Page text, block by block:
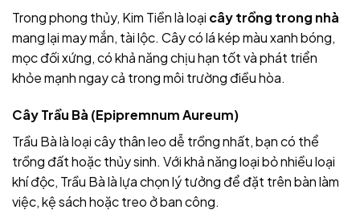
Trong phong thủy, Kim Tiền là loại cây trồng trong nhà
mang lại may mắn, tài lộc. Cây có lá kép màu xanh bóng,
mọc đối xứng, có khả năng chịu hạn tốt và phát triển
khỏe mạnh ngay cả trong môi trường điều hòa.
Cây Trầu Bà (Epipremnum Aureum)
Trầu Bà là loại cây thân leo dễ trồng nhất, bạn có thể
trồng đất hoặc thủy sinh. Với khả năng loại bỏ nhiều loại
khí độc, Trầu Bà là lựa chọn lý tưởng để đặt trên bàn làm
việc, kệ sách hoặc treo ở ban công.